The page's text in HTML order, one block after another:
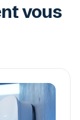
vous